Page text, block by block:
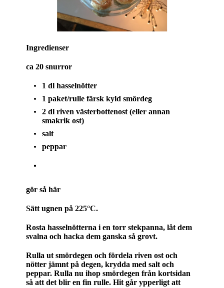
Ingredienser
ca 20 snurror
1 dl hasselnötter
1 paket/rulle färsk kyld smördeg
2 dl riven västerbottenost (eller annan
smakrik ost)
salt
peppar
gör så här
Sätt ugnen på 225°C.
Rosta hasselnötterna i en torr stekpanna, låt dem
svalna och hacka dem ganska så grovt.
Rulla ut smördegen och fördela riven ost och
nötter jämnt på degen, krydda med salt och
peppar. Rulla nu ihop smördegen från kortsidan
så att det blir en fin rulle. Hit går ypperligt att